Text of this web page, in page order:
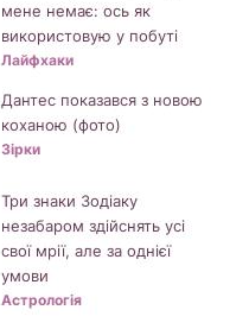
мене немає: ось як
використовую у побуті
Лайфхаки
Дантес показався з новою
коханою (фото)
Зірки
Три знаки Зодіаку
незабаром здійснять усі
свої мрії, але за однієї
умови
Астрологія